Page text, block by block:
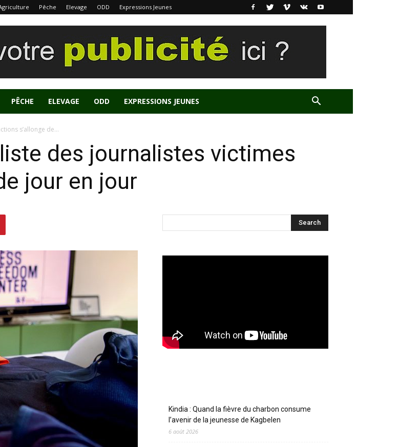
Pêche Elevage ODD Expressions Jeunes
PÊCHE ELEVAGE ODD EXPRESSIONS JEUNES
s’allonge de...
des journalistes victimes
jour en jour
Kindia : Quand la fièvre du charbon consume
l’avenir de la jeunesse de Kagbelen
6 août 2026